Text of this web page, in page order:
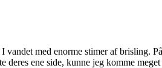
vandet med enorme stimer af brisling.
deres ene side, kunne jeg komme